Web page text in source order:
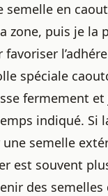
semelle en
zone, puis je la
spéciale
fermement et
indiqué. Si
semelle
est souvent
des semelles